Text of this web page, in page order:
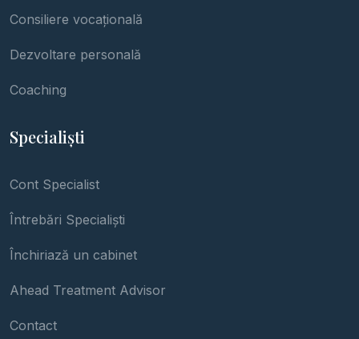
Consiliere vocațională
Dezvoltare personală
Coaching
Specialiști
Cont Specialist
Întrebări Specialiști
Închiriază un cabinet
Ahead Treatment Advisor
Contact